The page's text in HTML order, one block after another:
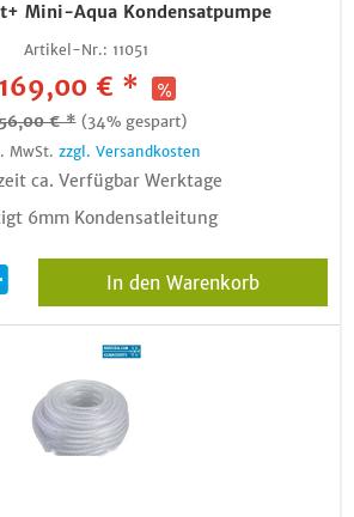
Mini-Aqua Kondensatpumpe
Artikel-Nr.: 11051
169,00 € *
€ * (34% gespart)
MwSt. zzgl. Versandkosten
ca. Verfügbar Werktage
6mm Kondensatleitung
In den Warenkorb